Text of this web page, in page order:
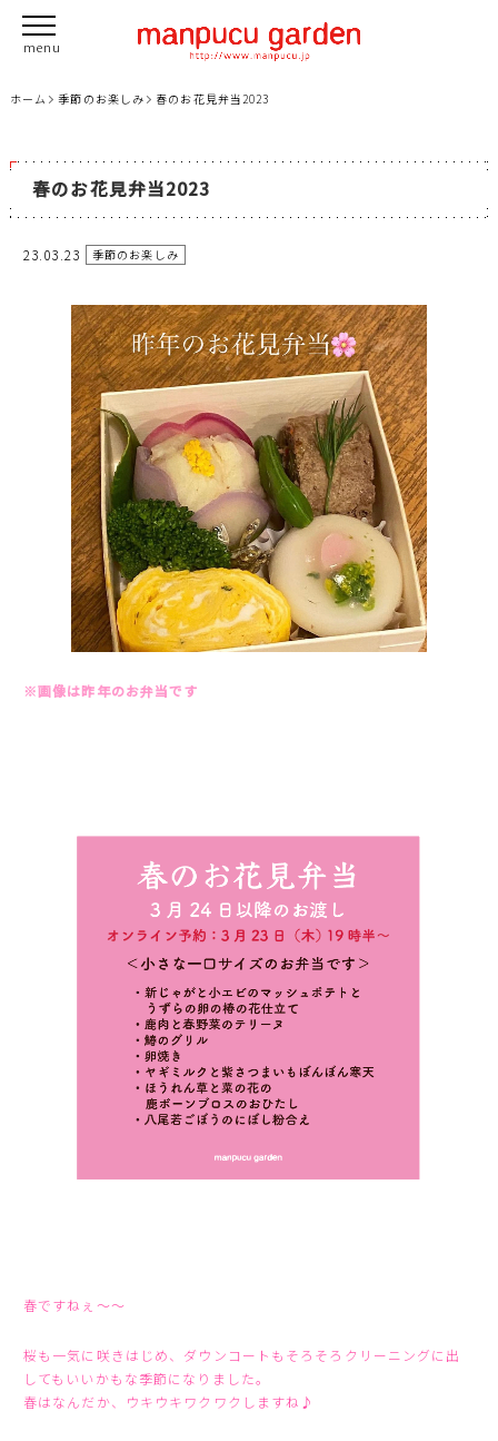
ホーム 季節のお楽しみ 春のお花見弁当2023
春のお花見弁当2023
23.03.23 季節のお楽しみ
※画像は昨年のお弁当です
春ですねぇ〜〜
桜も一気に咲きはじめ、ダウンコートもそろそろクリーニングに出
してもいいかもな季節になりました。
春はなんだか、ウキウキワクワクしますね♪